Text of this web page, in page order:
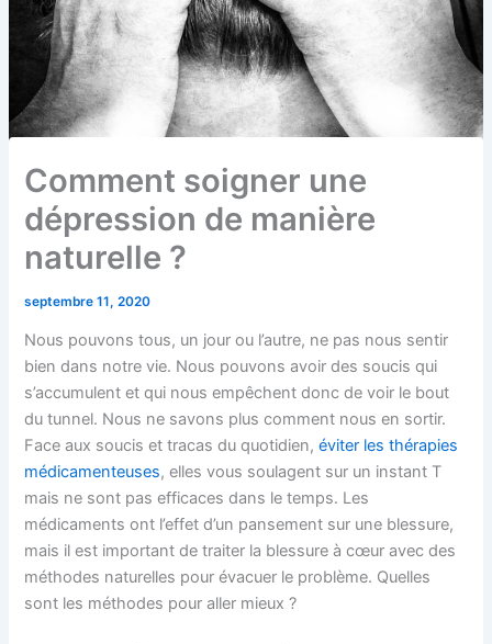
Comment soigner une
dépression de manière
naturelle ?
septembre 11, 2020
Nous pouvons tous, un jour ou l’autre, ne pas nous sentir
bien dans notre vie. Nous pouvons avoir des soucis qui
s’accumulent et qui nous empêchent donc de voir le bout
du tunnel. Nous ne savons plus comment nous en sortir.
Face aux soucis et tracas du quotidien,éviter les thérapies
médicamenteuses, elles vous soulagent sur un instant T
mais ne sont pas efficaces dans le temps. Les
médicaments ont l’effet d’un pansement sur une blessure,
mais il est important de traiter la blessure à cœur avec des
méthodes naturelles pour évacuer le problème. Quelles
sont les méthodes pour aller mieux ?